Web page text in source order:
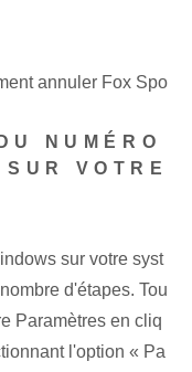
annuler Fox Spo
NUMÉRO
VOTRE
sur votre syst
d'étapes. Tou
Paramètres en cliq
l'option « Pa